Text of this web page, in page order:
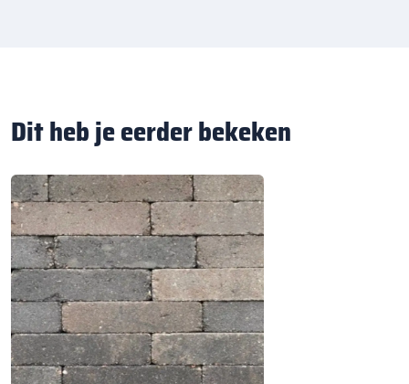
Dit heb je eerder bekeken